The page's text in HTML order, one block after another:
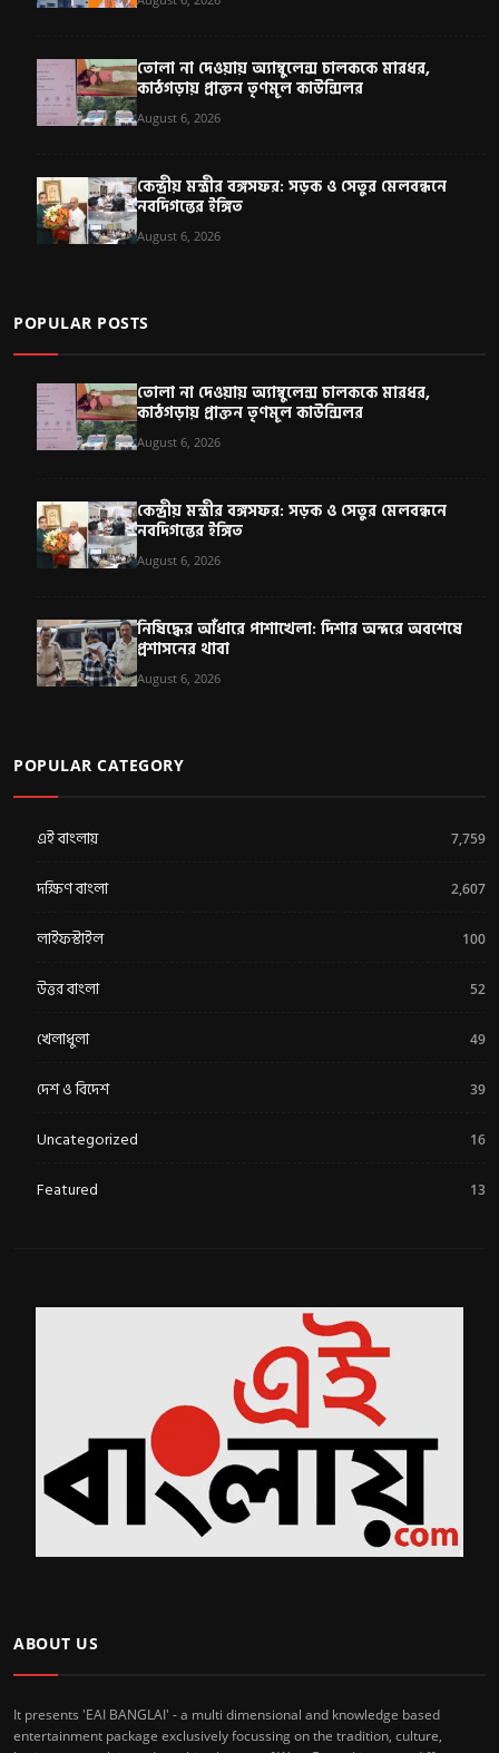
তোলা না দেওয়ায় অ্যাম্বুলেন্স চালককে মারধর,
কাঠগড়ায় প্রাক্তন তৃণমূল কাউন্সিলর
August 6, 2026
কেন্দ্রীয় মন্ত্রীর বঙ্গসফর: সড়ক ও সেতুর মেলবন্ধনে
নবদিগন্তের ইঙ্গিত
August 6, 2026
POPULAR POSTS
তোলা না দেওয়ায় অ্যাম্বুলেন্স চালককে মারধর,
কাঠগড়ায় প্রাক্তন তৃণমূল কাউন্সিলর
August 6, 2026
কেন্দ্রীয় মন্ত্রীর বঙ্গসফর: সড়ক ও সেতুর মেলবন্ধনে
নবদিগন্তের ইঙ্গিত
August 6, 2026
নিষিদ্ধের আঁধারে পাশাখেলা: দিশার অন্দরে অবশেষে
প্রশাসনের থাবা
August 6, 2026
POPULAR CATEGORY
এই বাংলায় 7,759
দক্ষিণ বাংলা 2,607
লাইফস্টাইল 100
উত্তর বাংলা 52
খেলাধুলা 49
দেশ ও বিদেশ 39
Uncategorized 16
Featured 13
ABOUT US
It presents 'EAI BANGLAI' - a multi dimensional and knowledge based
entertainment package exclusively focussing on the tradition, culture,